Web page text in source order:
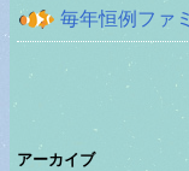
毎年恒例ファ
アーカイブ